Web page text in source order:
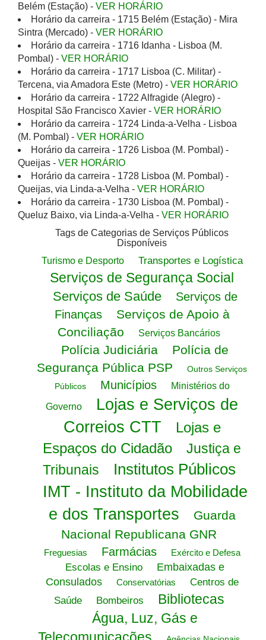
Belém (Estação) - VER HORÁRIO
Horário da carreira - 1715 Belém (Estação) - Mira
Sintra (Mercado) - VER HORÁRIO
Horário da carreira - 1716 Idanha - Lisboa (M.
Pombal) - VER HORÁRIO
Horário da carreira - 1717 Lisboa (C. Militar) -
Tercena, via Amadora Este (Metro) - VER HORÁRIO
Horário da carreira - 1722 Alfragide (Alegro) -
Hospital São Francisco Xavier - VER HORÁRIO
Horário da carreira - 1724 Linda-a-Velha - Lisboa
(M. Pombal) - VER HORÁRIO
Horário da carreira - 1726 Lisboa (M. Pombal) -
Queijas - VER HORÁRIO
Horário da carreira - 1728 Lisboa (M. Pombal) -
Queijas, via Linda-a-Velha - VER HORÁRIO
Horário da carreira - 1730 Lisboa (M. Pombal) -
Queluz Baixo, via Linda-a-Velha - VER HORÁRIO
Tags de Categorias de Serviços Públicos
Disponíveis
Turismo e Desporto
Transportes e Logística
Serviços de Segurança Social
Serviços de Saúde
Serviços de
Finanças
Serviços de Apoio à
Conciliação
Serviços Bancários
Polícia Judiciária
Polícia de
Segurança Pública PSP
Outros Serviços
Públicos
Municípios Ministérios do
Governo
Lojas e Serviços de
Correios CTT
Lojas e
Espaços do Cidadão
Justiça e
Tribunais
Institutos Públicos
IMT - Instituto da Mobilidade
e dos Transportes
Guarda
Nacional Republicana GNR
Freguesias Farmácias Exército e Defesa
Escolas e Ensino
Embaixadas e
Consulados
Conservatórias
Centros de
Saúde
Bombeiros
Bibliotecas
Água, Luz, Gás e